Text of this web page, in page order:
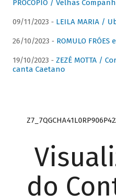
PROCÓPIO / Velhas
09/11/2023 - LEILA MARIA /
26/10/2023 - ROMULO FRÓES
19/10/2023 - ZEZÉ MOTTA /
canta Caetano
do